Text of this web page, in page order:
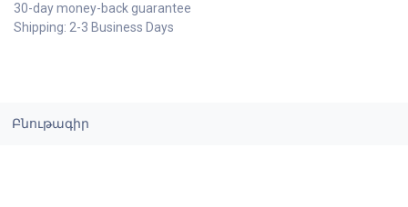
30-day money-back guarantee
Shipping: 2-3 Business Days
Բնութագիր